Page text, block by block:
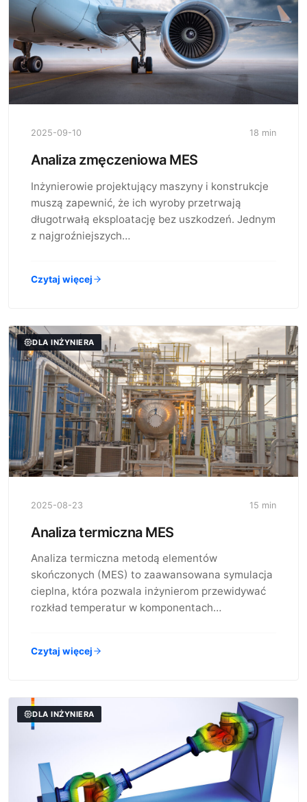
2025-09-10 18 min
Analiza zmęczeniowa MES
Inżynierowie projektujący maszyny i konstrukcje
muszą zapewnić, że ich wyroby przetrwają
długotrwałą eksploatację bez uszkodzeń. Jednym
z najgroźniejszych…
Czytaj więcej
DLA INŻYNIERA
2025-08-23 15 min
Analiza termiczna MES
Analiza termiczna metodą elementów
skończonych (MES) to zaawansowana symulacja
cieplna, która pozwala inżynierom przewidywać
rozkład temperatur w komponentach…
Czytaj więcej
DLA INŻYNIERA